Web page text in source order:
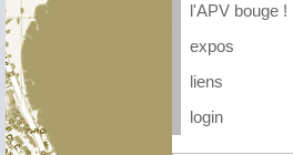
l'APV bouge !
expos
liens
login